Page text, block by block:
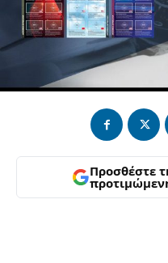
Προσθέστε